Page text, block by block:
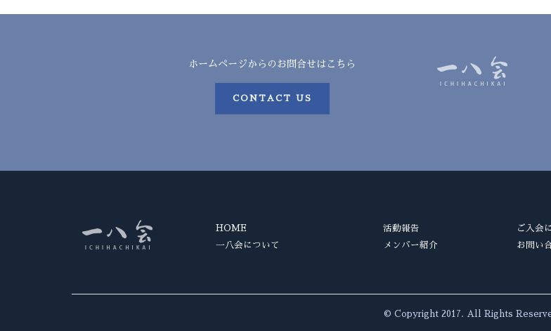
ホームページからのお問合せはこちら
CONTACT US
HOME
一八会について
活動報告
メンバー紹介
ご入会
お問い
© Copyright 2017. All Rights